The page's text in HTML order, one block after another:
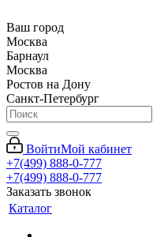
Ваш город
Москва
Барнаул
Москва
Ростов на Дону
Санкт-Петербург
ВойтиМой кабинет
+7(499) 888-0-777
+7(499) 888-0-777
Заказать звонок
Каталог